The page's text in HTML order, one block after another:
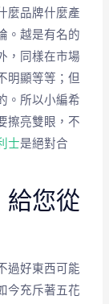
麼品牌什麼產
。越是有名的
，同樣在市場
明顯等等；但
。所以小編希
擦亮雙眼，不
士是絕對合
給您從
過好東西可能
今充斥著五花